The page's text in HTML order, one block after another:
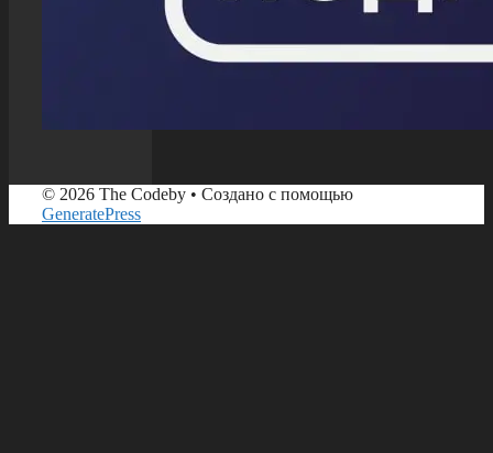
© 2026 The Codeby • Создано с помощью
GeneratePress